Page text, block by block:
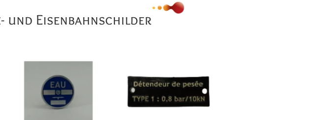
und Eisenbahnschilder